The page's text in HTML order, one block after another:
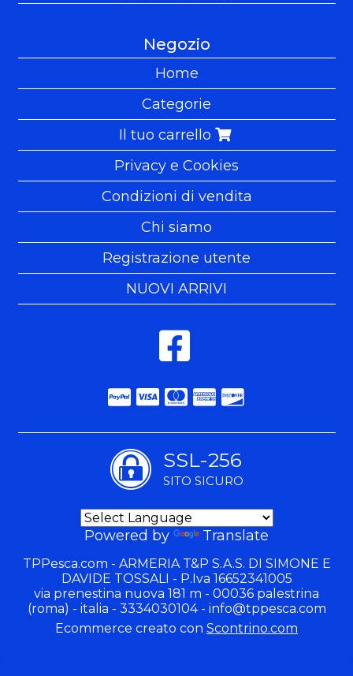
Negozio
Home
Categorie
Il tuo carrello
Privacy e Cookies
Condizioni di vendita
Chi siamo
Registrazione utente
NUOVI ARRIVI
SSL-256
SITO SICURO
Powered by Translate
TPPesca.com - ARMERIA T&P S.A.S. DI SIMONE E
DAVIDE TOSSALI - P.Iva 16652341005
via prenestina nuova 181 m - 00036 palestrina
(roma) - italia - 3334030104 - info@tppesca.com
Ecommerce creato con Scontrino.com